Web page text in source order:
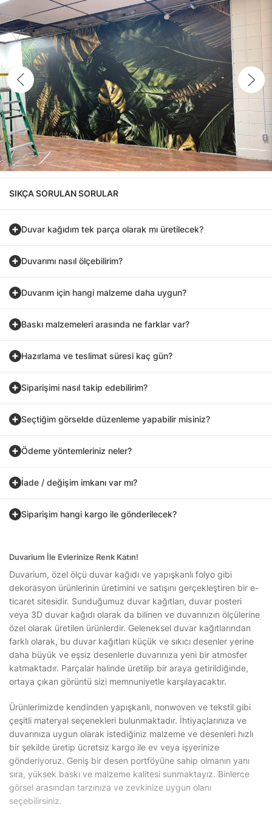
SIKÇA SORULAN SORULAR
Duvar kağıdım tek parça olarak mı üretilecek?
Duvarımı nasıl ölçebilirim?
Duvarım için hangi malzeme daha uygun?
Baskı malzemeleri arasında ne farklar var?
Hazırlama ve teslimat süresi kaç gün?
Siparişimi nasıl takip edebilirim?
Seçtiğim görselde düzenleme yapabilir misiniz?
Ödeme yöntemleriniz neler?
İade / değişim imkanı var mı?
Siparişim hangi kargo ile gönderilecek?
Duvarium İle Evlerinize Renk Katın!
Duvarium, özel ölçü duvar kağıdı ve yapışkanlı folyo gibi
dekorasyon ürünlerinin üretimini ve satışını gerçekleştiren bir e-
ticaret sitesidir. Sunduğumuz duvar kağıtları, duvar posteri
veya 3D duvar kağıdı olarak da bilinen ve duvarınızın ölçülerine
özel olarak üretilen ürünlerdir. Geleneksel duvar kağıtlarından
farklı olarak, bu duvar kağıtları küçük ve sıkıcı desenler yerine
daha büyük ve eşsiz desenlerle duvarınıza yeni bir atmosfer
katmaktadır. Parçalar halinde üretilip bir araya getirildiğinde,
ortaya çıkan görüntü sizi memnuniyetle karşılayacaktır.
Ürünlerimizde kendinden yapışkanlı, nonwoven ve tekstil gibi
çeşitli materyal seçenekleri bulunmaktadır. İhtiyaçlarınıza ve
duvarınıza uygun olarak istediğiniz malzeme ve desenleri hızlı
bir şekilde üretip ücretsiz kargo ile ev veya işyerinize
gönderiyoruz. Geniş bir desen portföyüne sahip olmanın yanı
sıra, yüksek baskı ve malzeme kalitesi sunmaktayız. Binlerce
görsel arasından tarzınıza ve zevkinize uygun olanı
seçebilirsiniz.